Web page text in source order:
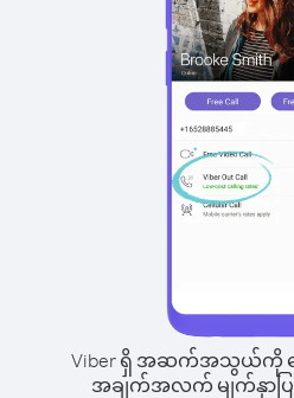
Viber ရှိ အဆက်အသွယ်ကို ရွ
အချက်အလက် မျက်နှာပြင်